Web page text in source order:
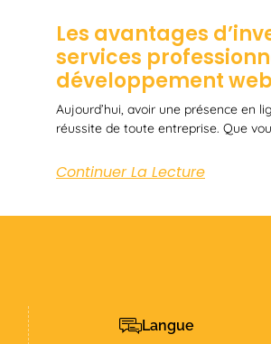
Les avantages
services
développement web
Aujourd’hui, avoir une présence en
réussite de toute entreprise. Que
Continuer La Lecture
Langue